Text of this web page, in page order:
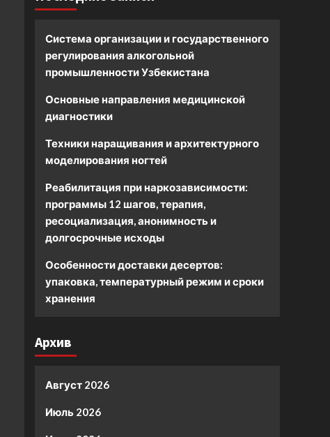
Система организации и государственного
регулирования алкогольной
промышленности Узбекистана
Основные направления медицинской
диагностики
Техники наращивания и архитектурного
моделирования ногтей
Реабилитация при наркозависимости:
программы 12 шагов, терапия,
ресоциализация, анонимность и
долгосрочные исходы
Особенности доставки десертов:
упаковка, температурный режим и сроки
хранения
Архив
Август 2026
Июль 2026